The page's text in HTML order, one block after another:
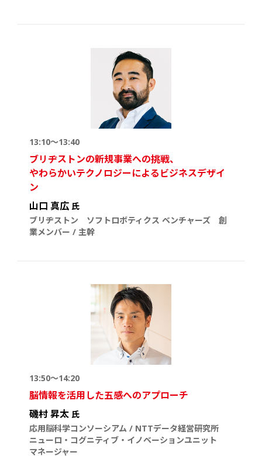
13:10～13:40
ブリヂストンの新規事業への挑戦、
やわらかいテクノロジーによるビジネスデザイ
ン
山口 真広氏
ブリヂストン ソフトロボティクス ベンチャーズ 創
業メンバー / 主幹
13:50～14:20
脳情報を活用した五感へのアプローチ
磯村 昇太氏
応用脳科学コンソーシアム / NTTデータ経営研究所
ニューロ・コグニティブ・イノベーションユニット
マネージャー